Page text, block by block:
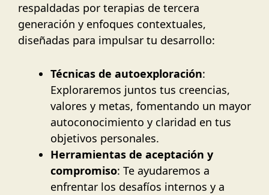
respaldadas por terapias de tercera
generación y enfoques contextuales,
diseñadas para impulsar tu desarrollo:
Técnicas de autoexploración:
Exploraremos juntos tus creencias,
valores y metas, fomentando un mayor
autoconocimiento y claridad en tus
objetivos personales.
Herramientas de aceptación y
compromiso: Te ayudaremos a
enfrentar los desafíos internos y a